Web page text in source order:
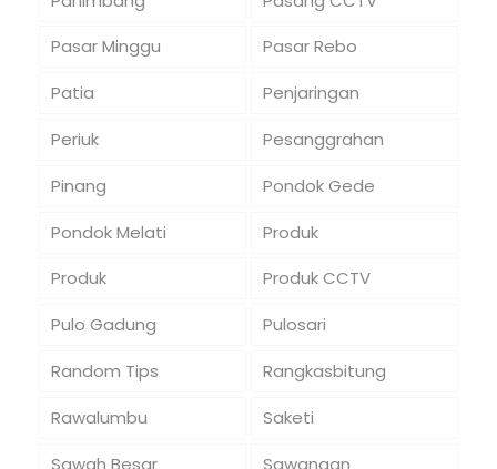
Pasar Minggu
Pasar Rebo
Patia
Penjaringan
Periuk
Pesanggrahan
Pinang
Pondok Gede
Pondok Melati
Produk
Produk
Produk CCTV
Pulo Gadung
Pulosari
Random Tips
Rangkasbitung
Rawalumbu
Saketi
Sawah Besar
Sawangan